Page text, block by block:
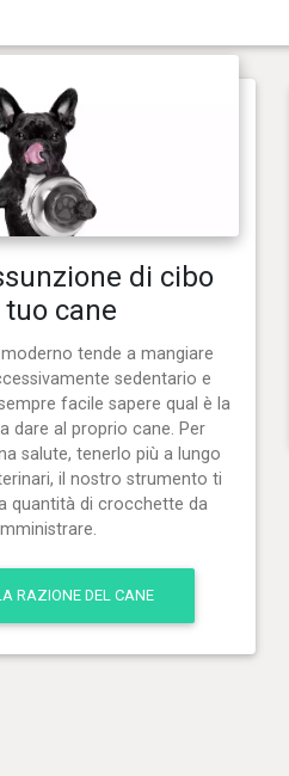
di cibo
cane
tende a mangiare
sedentario e
facile sapere qual è la
dare al proprio cane. Per
salute, tenerlo più a lungo
il nostro strumento ti
quantità di crocchette da
RAZIONE DEL CANE